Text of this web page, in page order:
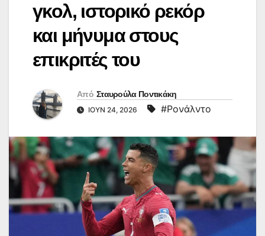
γκολ, ιστορικό ρεκόρ
και μήνυμα στους
επικριτές του
Από Σταυρούλα Ποντικάκη
ΙΟΎΝ 24, 2026 #Ρονάλντο